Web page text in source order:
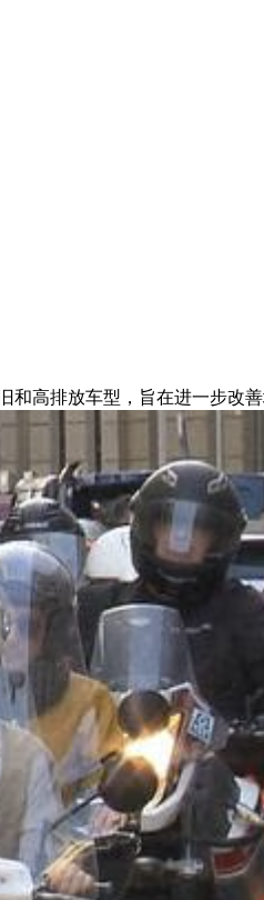
和高排放车型，旨在进一步改